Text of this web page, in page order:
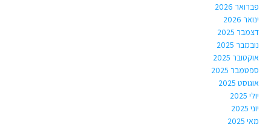
פברואר 2026
ינואר 2026
דצמבר 2025
נובמבר 2025
אוקטובר 2025
ספטמבר 2025
אוגוסט 2025
יולי 2025
יוני 2025
מאי 2025